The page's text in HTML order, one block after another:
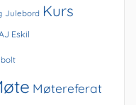
Julebord Kurs
Eskil
Møtereferat